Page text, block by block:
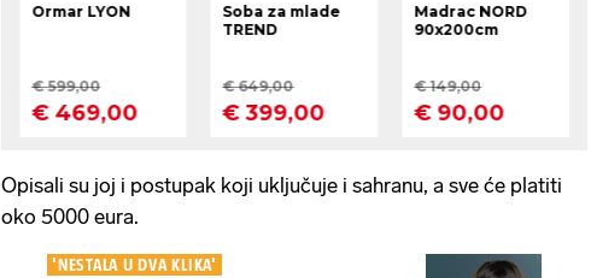
Opisali su joj i postupak koji uključuje i sahranu, a sve će platiti
oko 5000 eura.
'NESTALA U DVA KLIKA'